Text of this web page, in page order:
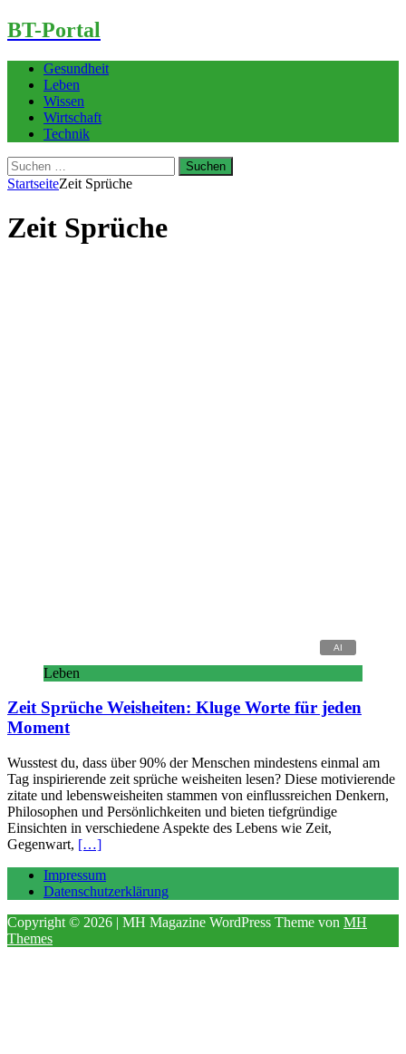
BT-Portal
Gesundheit
Leben
Wissen
Wirtschaft
Technik
Suchen
nach:
StartseiteZeit Sprüche
Zeit Sprüche
Leben
Zeit Sprüche Weisheiten: Kluge Worte für jeden
Moment
Wusstest du, dass über 90% der Menschen mindestens einmal am
Tag inspirierende zeit sprüche weisheiten lesen? Diese motivierende
zitate und lebensweisheiten stammen von einflussreichen Denkern,
Philosophen und Persönlichkeiten und bieten tiefgründige
Einsichten in verschiedene Aspekte des Lebens wie Zeit,
Gegenwart, […]
Impressum
Datenschutzerklärung
Copyright © 2026 | MH Magazine WordPress Theme von MH
Themes